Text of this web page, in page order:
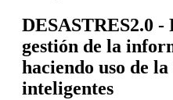
DESASTRES2.0
gestión de la
haciendo uso de
inteligentes